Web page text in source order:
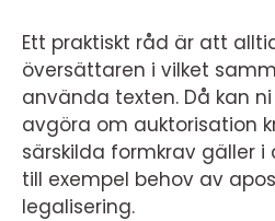
Ett praktiskt råd är att
översättaren i vilket
använda texten. Då kan
avgöra om auktorisation
särskilda formkrav gäller
till exempel behov av
legalisering.